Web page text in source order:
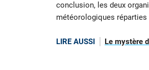
conclusion, les deux
météorologiques réparties
LIRE AUSSI Le mystère